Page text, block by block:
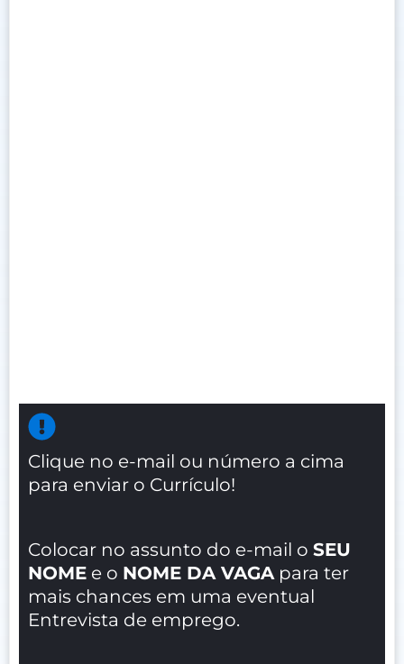
Clique no e-mail ou número a cima
para enviar o Currículo!
Colocar no assunto do e-mail o SEU
NOME e o NOME DA VAGA para ter
mais chances em uma eventual
Entrevista de emprego.